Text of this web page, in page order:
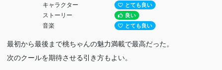
キャラクター とても良い
ストーリー 良い
音楽 とても良い
最初から最後まで桃ちゃんの魅力満載で最高だった。
次のクールを期待させる引き方もよい。